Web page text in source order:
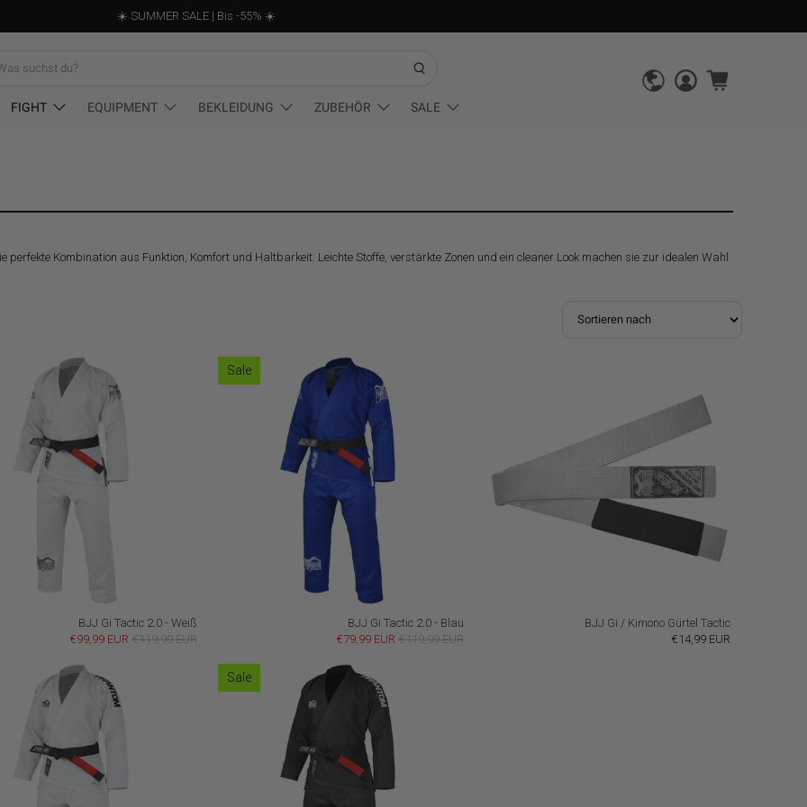
☀️ SUMMER SALE | Bis -55% ☀️
FIGHT EQUIPMENT BEKLEIDUNG ZUBEHÖR SALE
perfekte Kombination aus Funktion, Komfort und Haltbarkeit. Leichte Stoffe, verstärkte Zonen und ein cleaner Look machen sie zur idealen Wahl
BJJ Gi Tactic 2.0 - Weiß
€99,99 EUR €119,99 EUR
Sale
BJJ Gi Tactic 2.0 - Blau
€79,99 EUR €119,99 EUR
BJJ Gi / Kimono Gürtel Tactic
€14,99 EUR
Sale